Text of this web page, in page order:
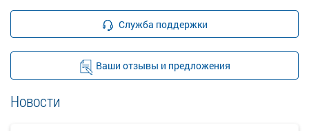
Служба поддержки
Ваши отзывы и предложения
Новости